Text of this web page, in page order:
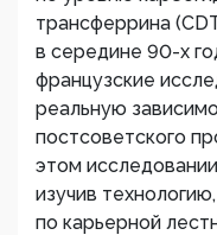
трансферрина
в середине 90-х
французские
реальную
постсоветского
этом
изучив
по карьерной